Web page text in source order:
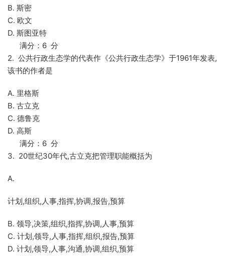
B. 斯密
C. 欧文
D. 斯图亚特
满分：6 分
2. 公共行政生态学的代表作《公共行政生态学》于1961年发表,
该书的作者是
A. 里格斯
B. 古立克
C. 德鲁克
D. 高斯
满分：6 分
3. 20世纪30年代,古立克把管理职能概括为
A.
计划,组织,人事,指挥,协调,报告,预算
B. 领导,决策,组织,指挥,协调,人事,预算
C. 计划,领导,人事,指挥,组织,报告,预算
D. 计划,领导,人事,沟通,协调,组织,预算